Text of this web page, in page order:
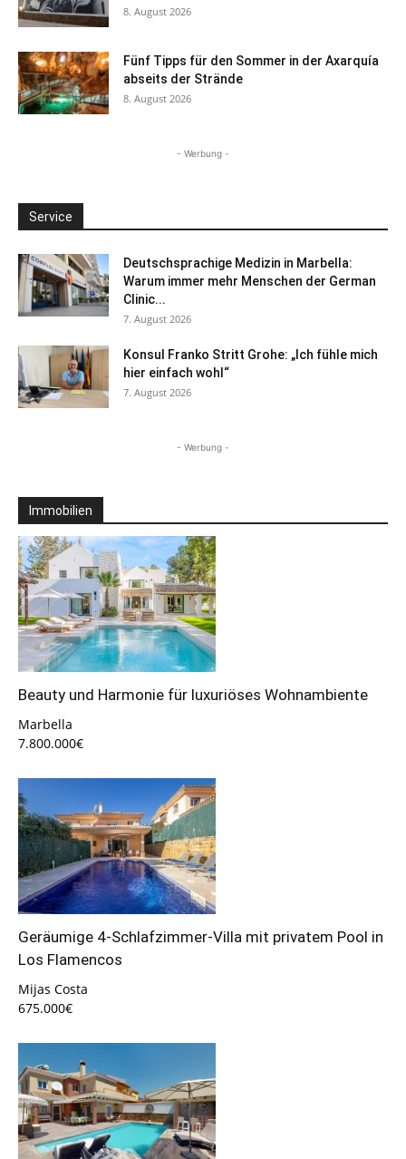
8. August 2026
Fünf Tipps für den Sommer in der Axarquía
abseits der Strände
8. August 2026
- Werbung -
Service
Deutschsprachige Medizin in Marbella:
Warum immer mehr Menschen der German
Clinic...
7. August 2026
Konsul Franko Stritt Grohe: „Ich fühle mich
hier einfach wohl“
7. August 2026
- Werbung -
Immobilien
Beauty und Harmonie für luxuriöses Wohnambiente
Marbella
7.800.000€
Geräumige 4-Schlafzimmer-Villa mit privatem Pool in
Los Flamencos
Mijas Costa
675.000€